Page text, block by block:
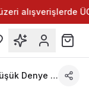
alışverişlerde
Düşük Denye ve Likra ile Esnek Kadın Külotlu Çorap Daymod 1123012